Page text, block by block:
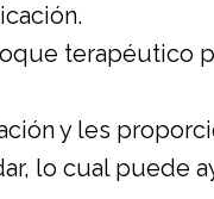
terapéutico
y les
lo cual puede